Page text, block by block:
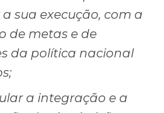
sua execução, com a
de metas e de
da política nacional
a integração e a